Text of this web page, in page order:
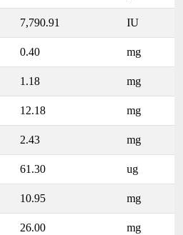
7,790.91 IU
0.40 mg
1.18 mg
12.18 mg
2.43 mg
61.30 ug
10.95 mg
26.00 mg